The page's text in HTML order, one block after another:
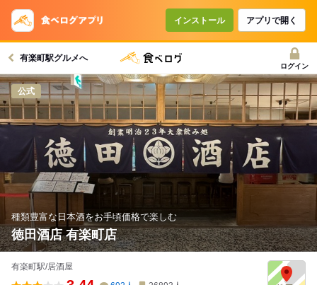
インストール アプリで開く
有楽町駅グルメへ
ログイン
公式
種類豊富な日本酒をお手頃価格で楽しむ
徳田酒店 有楽町店
有楽町駅/居酒屋